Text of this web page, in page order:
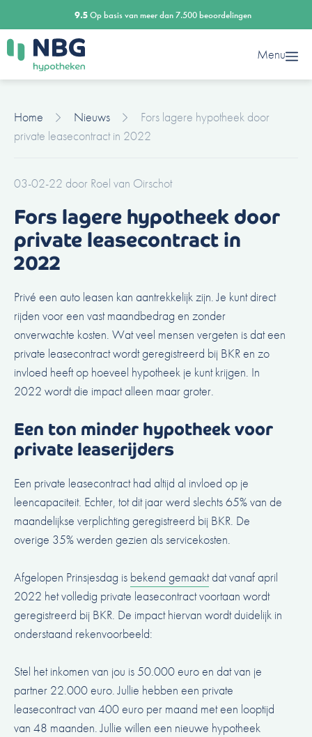
naar
de
inhoud
9.5Op basis van meer dan 7.500 beoordelingen
Menu
Home Nieuws
Fors lagere hypotheek door
private leasecontract in 2022
03-02-22 door Roel van Oirschot
Fors lagere hypotheek door
private leasecontract in
2022
Privé een auto leasen kan aantrekkelijk zijn. Je kunt direct
rijden voor een vast maandbedrag en zonder
onverwachte kosten. Wat veel mensen vergeten is dat een
private leasecontract wordt geregistreerd bij BKR en zo
invloed heeft op hoeveel hypotheek je kunt krijgen. In
2022 wordt die impact alleen maar groter.
Een ton minder hypotheek voor
private leaserijders
Een private leasecontract had altijd al invloed op je
leencapaciteit. Echter, tot dit jaar werd slechts 65% van de
maandelijkse verplichting geregistreerd bij BKR. De
overige 35% werden gezien als servicekosten.
Afgelopen Prinsjesdag is bekend gemaaktdat vanaf april
2022 het volledig private leasecontract voortaan wordt
geregistreerd bij BKR. De impact hiervan wordt duidelijk in
onderstaand rekenvoorbeeld:
Stel het inkomen van jou is 50.000 euro en dat van je
partner 22.000 euro. Jullie hebben een private
leasecontract van 400 euro per maand met een looptijd
van 48 maanden. Jullie willen een nieuwe hypotheek